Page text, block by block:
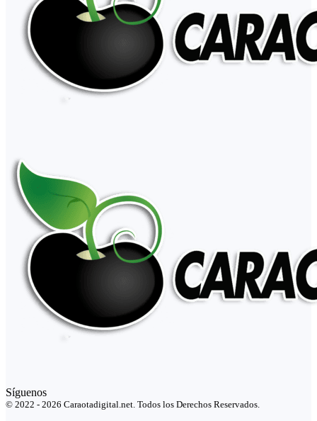
Síguenos
© 2022 - 2026 Caraotadigital.net. Todos los Derechos Reservados.